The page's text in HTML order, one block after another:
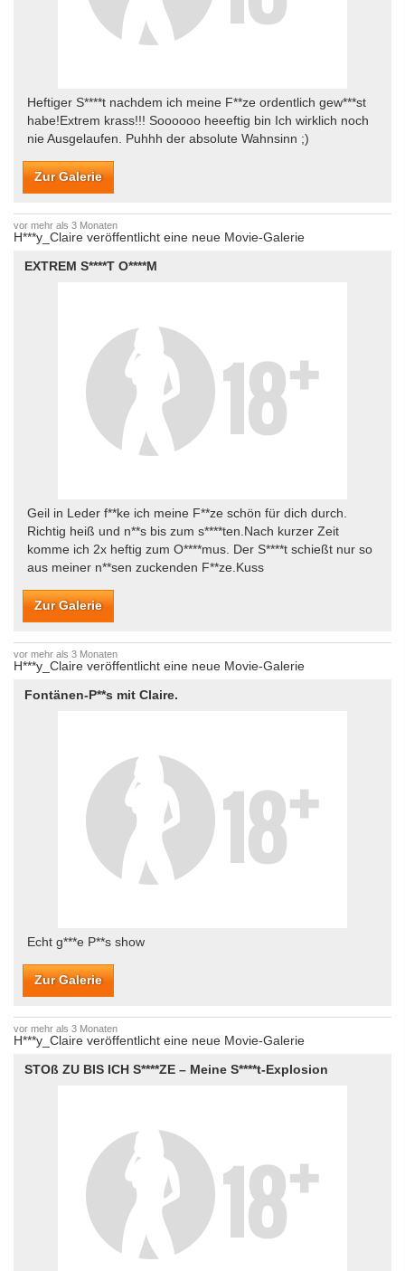
Heftiger S****t nachdem ich meine F**ze ordentlich gew***st
habe!Extrem krass!!! Soooooo heeeftig bin Ich wirklich noch
nie Ausgelaufen. Puhhh der absolute Wahnsinn ;)
Zur Galerie
vor mehr als 3 Monaten
H***y_Claire veröffentlicht eine neue Movie-Galerie
EXTREM S****T O****M
Geil in Leder f**ke ich meine F**ze schön für dich durch.
Richtig heiß und n**s bis zum s****ten.Nach kurzer Zeit
komme ich 2x heftig zum O****mus. Der S****t schießt nur so
aus meiner n**sen zuckenden F**ze.Kuss
Zur Galerie
vor mehr als 3 Monaten
H***y_Claire veröffentlicht eine neue Movie-Galerie
Fontänen-P**s mit Claire.
Echt g***e P**s show
Zur Galerie
vor mehr als 3 Monaten
H***y_Claire veröffentlicht eine neue Movie-Galerie
STOß ZU BIS ICH S****ZE – Meine S****t-Explosion